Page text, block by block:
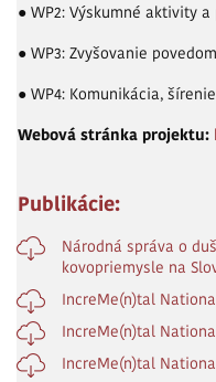
● WP2: Výskumné aktivity
● WP3: Zvyšovanie
● WP4: Komunikácia,
Webová stránka projektu:
Publikácie:
Národná správa o
kovopriemysle na
IncreMe(n)tal
IncreMe(n)tal
IncreMe(n)tal